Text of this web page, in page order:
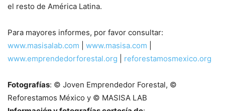
el resto de América Latina.
Para mayores informes, por favor consultar:
www.masisalab.com
www.masisa.com
www.emprendedorforestal.org
reforestamosmexico.org
Fotografías: © Joven Emprendedor Forestal, ©
Reforestamos México y © MASISA LAB